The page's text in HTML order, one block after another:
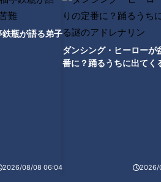
瓶が語る弟子
2026/08/08 06:04
ダンシング・ヒーローが
番に？踊るうちに出てく
2026/